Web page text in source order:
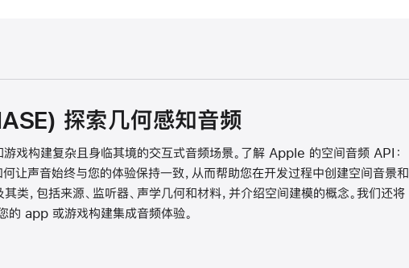
探索几何感知音频
戏构建复杂且身临其境的交互式音频场景。了解 Apple 的空间音频 API：
让声音始终与您的体验保持一致，从而帮助您在开发过程中创建空间音景和
类，包括来源、监听器、声学几何和材料，并介绍空间建模的概念。我们还将
的 app 或游戏构建集成音频体验。